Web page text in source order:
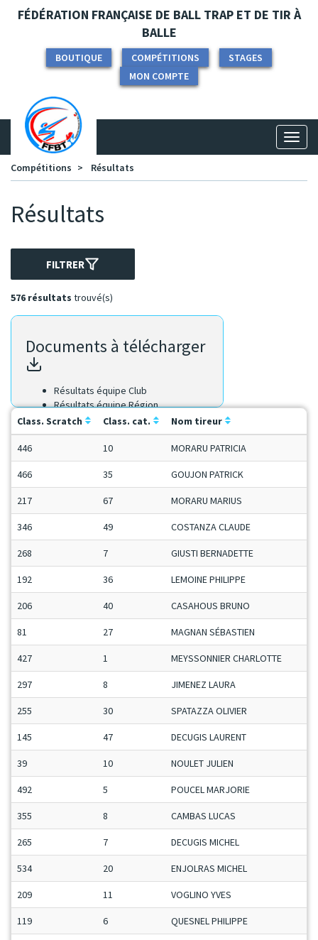
Panneau de gestion des cookies
FÉDÉRATION FRANÇAISE DE BALL TRAP ET DE TIR À
BALLE
BOUTIQUE COMPÉTITIONS
STAGES
MON COMPTE
Compétitions
Résultats
Résultats
FILTRER
576 résultats trouvé(s)
Documents à télécharger
Résultats équipe Club
Résultats équipe Région
Résultats Scratch
Class. Scratch Class. cat. Nom tireur
446 10 MORARU PATRICIA
466 35 GOUJON PATRICK
217 67 MORARU MARIUS
346 49 COSTANZA CLAUDE
268 7 GIUSTI BERNADETTE
192 36 LEMOINE PHILIPPE
206 40 CASAHOUS BRUNO
81 27 MAGNAN SÉBASTIEN
427 1 MEYSSONNIER CHARLOTTE
297 8 JIMENEZ LAURA
255 30 SPATAZZA OLIVIER
145 47 DECUGIS LAURENT
39 10 NOULET JULIEN
492 5 POUCEL MARJORIE
355 8 CAMBAS LUCAS
265 7 DECUGIS MICHEL
534 20 ENJOLRAS MICHEL
209 11 VOGLINO YVES
119 6 QUESNEL PHILIPPE